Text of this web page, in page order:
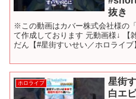
抜き
※この動画はカバー株式会社様の
て作成しております 元動画様↓ 【
だん【#星街すいせい／ホロライ
ホロライブ
星街
白エ